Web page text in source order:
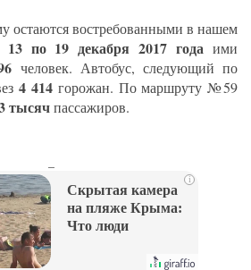
остаются востребованными в нашем
по 19 декабря 2017 года ими
человек. Автобус, следующий по
4 414горожан. По маршруту №59
тысячпассажиров.
i
Скрытая камера
на пляже Крыма:
Что люди
их не видят...